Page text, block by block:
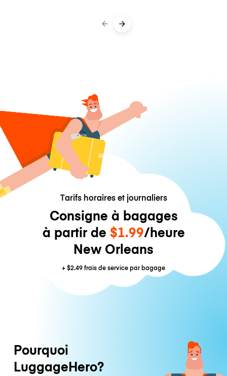
Tarifs horaires et journaliers
Consigne à bagages
à partir de $1.99/heure
New Orleans
+$2.49frais de service par bagage
Pourquoi
LuggageHero?